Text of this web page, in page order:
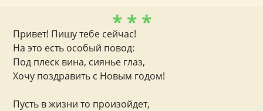
* * *
Привет! Пишу тебе сейчас!
На это есть особый повод:
Под плеск вина, сиянье глаз,
Хочу поздравить с Новым годом!
Пусть в жизни то произойдет,